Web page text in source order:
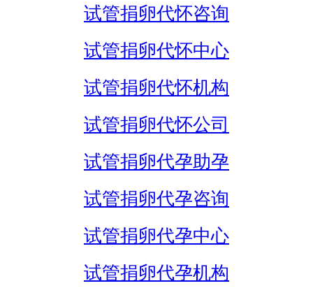
试管捐卵代怀咨询
试管捐卵代怀中心
试管捐卵代怀机构
试管捐卵代怀公司
试管捐卵代孕助孕
试管捐卵代孕咨询
试管捐卵代孕中心
试管捐卵代孕机构